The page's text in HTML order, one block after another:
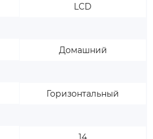
LCD
Домашний
Горизонтальный